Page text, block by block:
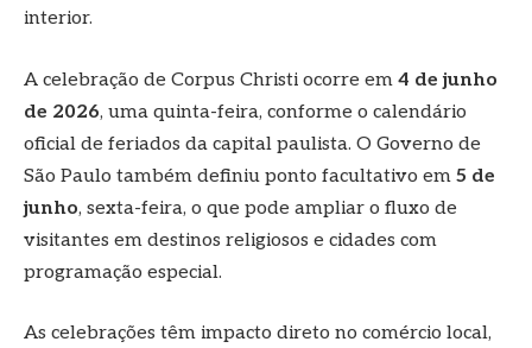
interior.
A celebração de Corpus Christi ocorre em 4 de junho
de 2026, uma quinta-feira, conforme o calendário
oficial de feriados da capital paulista. O Governo de
São Paulo também definiu ponto facultativo em 5 de
junho, sexta-feira, o que pode ampliar o fluxo de
visitantes em destinos religiosos e cidades com
programação especial.
As celebrações têm impacto direto no comércio local,